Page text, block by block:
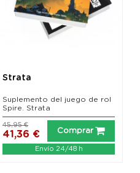
Strata
Suplemento del juego de rol
Spire. Strata
41,36 €
45,95 €
Comprar
Envío 24/48 h